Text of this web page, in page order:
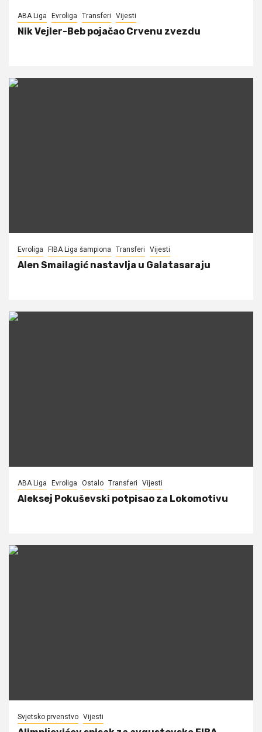
ABA Liga Evroliga Transferi Vijesti
Nik Vejler-Beb pojačao Crvenu zvezdu
Evroliga FIBA Liga šampiona Transferi Vijesti
Alen Smailagić nastavlja u Galatasaraju
ABA Liga Evroliga Ostalo Transferi Vijesti
Aleksej Pokuševski potpisao za Lokomotivu
Svjetsko prvenstvo Vijesti